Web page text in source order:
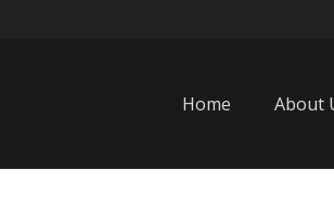
Home About